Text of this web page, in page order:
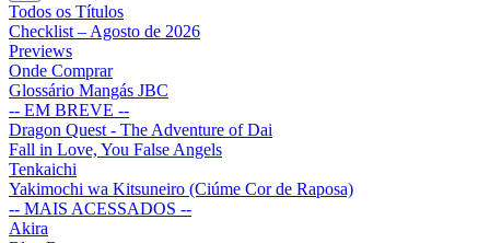
Todos os Títulos
Checklist – Agosto de 2026
Previews
Onde Comprar
Glossário Mangás JBC
-- EM BREVE --
Dragon Quest - The Adventure of Dai
Fall in Love, You False Angels
Tenkaichi
Yakimochi wa Kitsuneiro (Ciúme Cor de Raposa)
-- MAIS ACESSADOS --
Akira